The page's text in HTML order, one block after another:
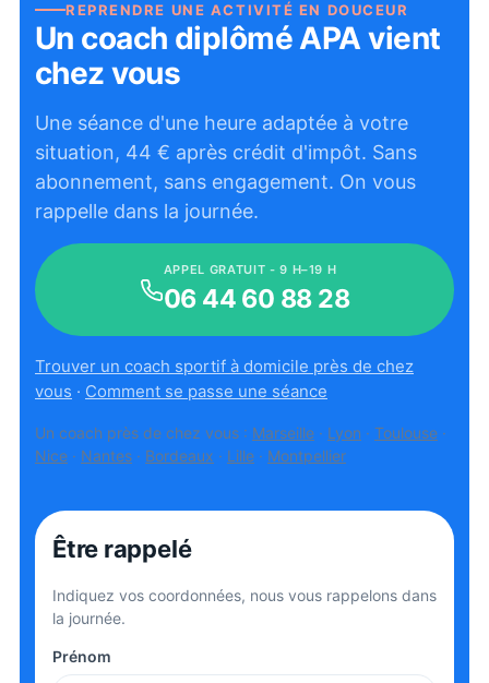
REPRENDRE UNE ACTIVITÉ EN DOUCEUR
Un coach diplômé APA vient
chez vous
Une séance d'une heure adaptée à votre
situation, 44 € après crédit d'impôt. Sans
abonnement, sans engagement. On vous
rappelle dans la journée.
APPEL GRATUIT - 9 H–19 H
06 44 60 88 28
Trouver un coach sportif à domicile près de chez
vous · Comment se passe une séance
Un coach près de chez vous : Marseille · Lyon · Toulouse ·
Nice · Nantes · Bordeaux · Lille · Montpellier
Être rappelé
Indiquez vos coordonnées, nous vous rappelons dans
la journée.
Prénom